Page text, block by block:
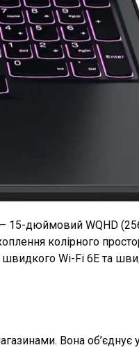
– 15-дюймовий WQHD
колірного
швидкого Wi-Fi 6E та
Вона об’єднує